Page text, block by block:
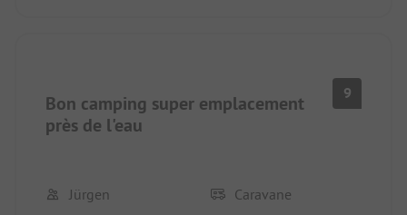
Bon camping super emplacement
près de l'eau
9
Jürgen Caravane